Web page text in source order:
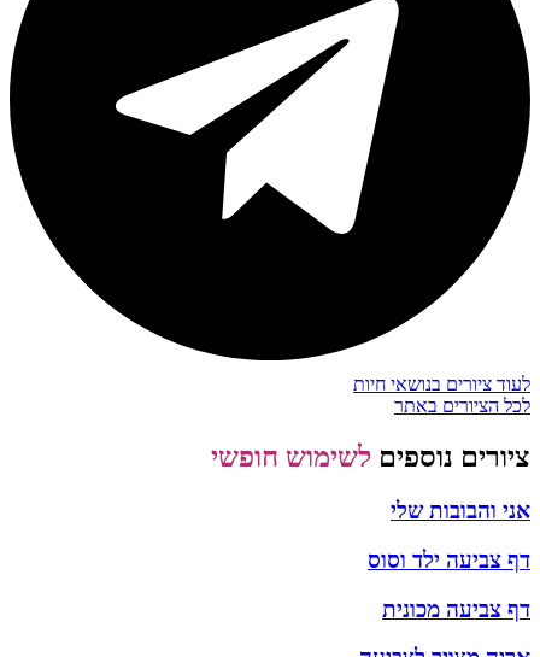
לעוד ציורים בנושאי חיות
לכל הציורים באתר
ציורים נוספים לשימוש חופשי
אני והבובות שלי
דף צביעה ילד וסוס
דף צביעה מכונית